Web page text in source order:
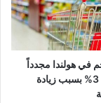
في هولندا مجدداً
إلى أكثر من 3% بسبب زيادة